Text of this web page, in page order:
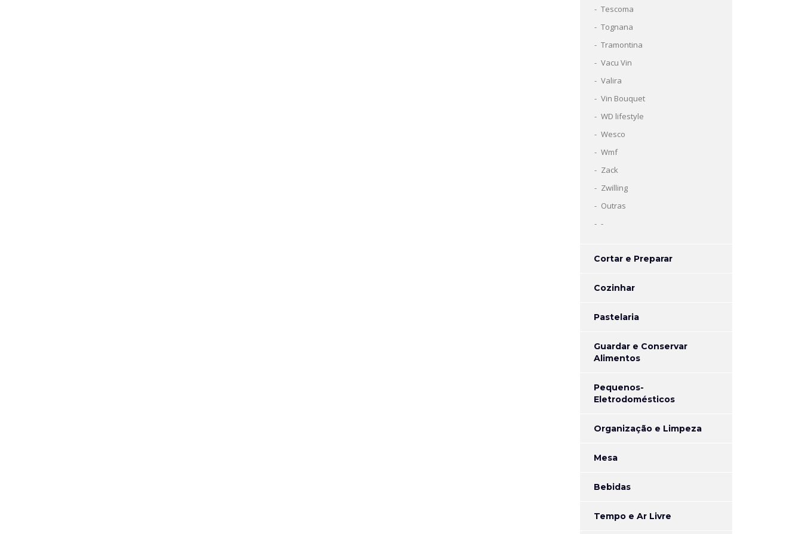
Tescoma
Tognana
Tramontina
Vacu Vin
Valira
Vin Bouquet
WD lifestyle
Wesco
Wmf
Zack
Zwilling
Outras
-
Cortar e Preparar
Cozinhar
Pastelaria
Guardar e Conservar
Alimentos
Pequenos-
Eletrodomésticos
Organização e Limpeza
Mesa
Bebidas
Tempo e Ar Livre